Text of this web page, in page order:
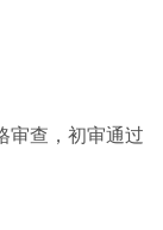
审查，初审通过